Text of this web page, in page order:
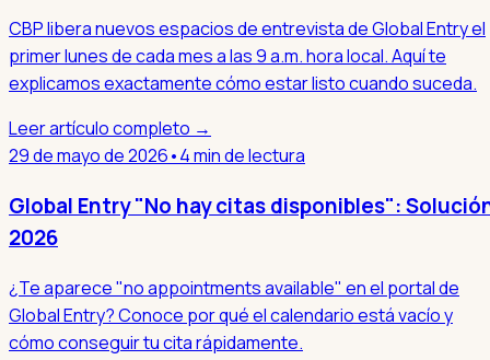
CBP libera nuevos espacios de entrevista de Global Entry el
primer lunes de cada mes a las 9 a.m. hora local. Aquí te
explicamos exactamente cómo estar listo cuando suceda.
Leer artículo completo →
29 de mayo de 2026•4 min de lectura
Global Entry "No hay citas disponibles":
2026
¿Te aparece "no appointments available" en el portal de
Global Entry? Conoce por qué el calendario está vacío y
cómo conseguir tu cita rápidamente.